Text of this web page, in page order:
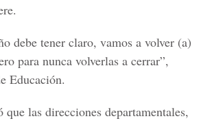
debe tener claro, vamos a volver (a)
para nunca volverlas a cerrar”,
Educación.
las direcciones departamentales,